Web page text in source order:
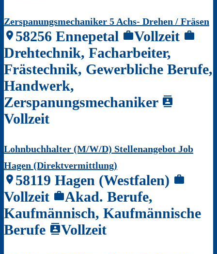
Zerspanungsmechaniker 5 Achs- Drehen / Fräsen
location_on 58256 Ennepetal workVollzeit work
Drehtechnik, Facharbeiter,
Frästechnik, Gewerbliche Berufe,
Handwerk,
Zerspanungsmechaniker contacts
Vollzeit
Lohnbuchhalter (M/W/D) Stellenangebot Job
Hagen (Direktvermittlung)
location_on 58119 Hagen (Westfalen) work
Vollzeit workAkad. Berufe,
Kaufmännisch, Kaufmännische
Berufe contactsVollzeit